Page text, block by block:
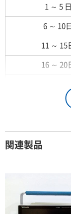
1 ～ 5 日
6 ～ 10日
11 ～ 15
16 ～ 20
26日 ～ 1
2ヶ月
関連製品